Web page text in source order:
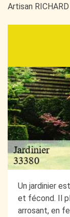
Artisan
Un jardinier
et fécond. Il
arrosant, en